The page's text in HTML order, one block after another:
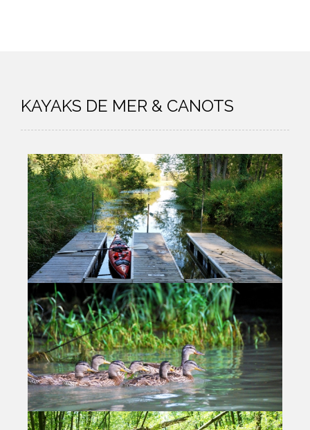
KAYAKS DE MER & CANOTS